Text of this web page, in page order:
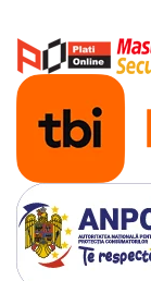
Truse de biti de
Tubulare de
Tubulare de
Tubulare de
Tubulare 1/2
Tubulare 1/2
Tubulare 1/2
Tubulare 1/4
Tubulare 3/4